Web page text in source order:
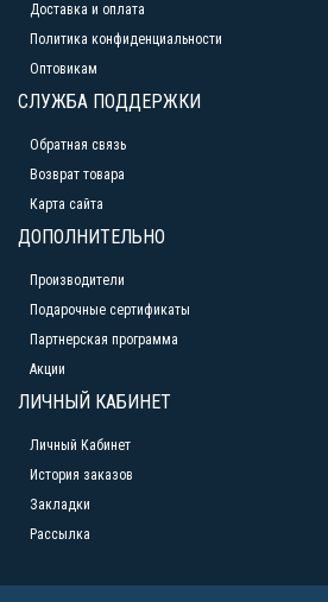
Доставка и оплата
Политика конфиденциальности
Оптовикам
СЛУЖБА ПОДДЕРЖКИ
Обратная связь
Возврат товара
Карта сайта
ДОПОЛНИТЕЛЬНО
Производители
Подарочные сертификаты
Партнерская программа
Акции
ЛИЧНЫЙ КАБИНЕТ
Личный Кабинет
История заказов
Закладки
Рассылка